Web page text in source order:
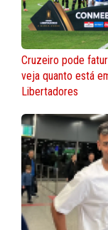
Cruzeiro pode
veja quanto está
Libertadores